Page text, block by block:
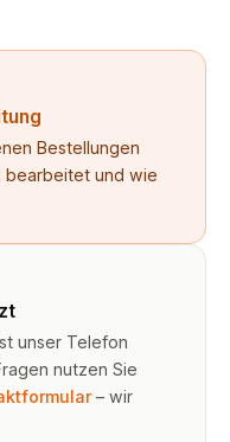
Bestellungen
bearbeitet und wie
unser Telefon
nutzen Sie
– wir